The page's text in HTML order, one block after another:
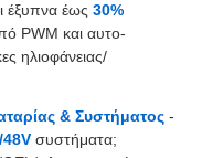
έξυπνα έως 30%
PWM και αυτο-
ηλιοφάνειας/
& Συστήματος -
48V συστήματα;